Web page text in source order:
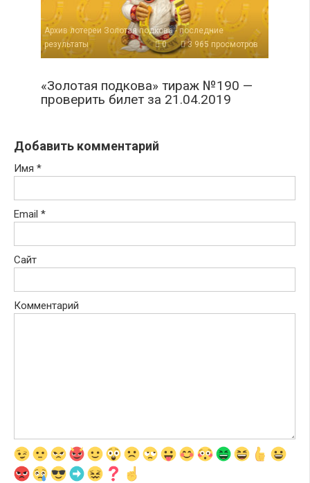
Архив лотереи Золотая подкова - последние
результаты
0 3 965 просмотров
«Золотая подкова» тираж №190 —
проверить билет за 21.04.2019
Добавить комментарий
Имя *
Email *
Сайт
Комментарий